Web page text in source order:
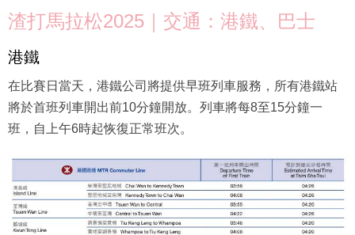
渣打馬拉松2025｜交通：港鐵、巴士
港鐵
在比賽日當天，港鐵公司將提供早班列車服務，所有港鐵站
將於首班列車開出前10分鐘開放。列車將每8至15分鐘一
班，自上午6時起恢復正常班次。